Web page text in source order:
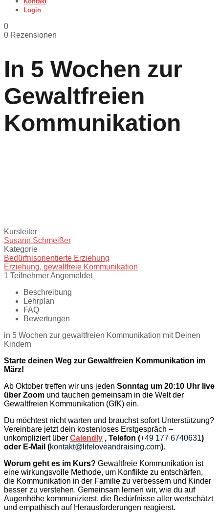
Login
0
0 Rezensionen
In 5 Wochen zur
Gewaltfreien
Kommunikation
Kursleiter
Susann Schmeißer
Kategorie
Bedürfnisorientierte Erziehung
Erziehung, gewaltfreie Kommunikation
1 TeilnehmerAngemeldet
Beschreibung
Lehrplan
FAQ
Bewertungen
in 5 Wochen zur gewaltfreien Kommunikation mit Deinen
Kindern
Starte deinen Weg zur Gewaltfreien Kommunikation im
März!
Ab Oktober treffen wir uns jeden Sonntag um 20:10 Uhr live
über Zoom und tauchen gemeinsam in die Welt der
Gewaltfreien Kommunikation (GfK) ein.
Du möchtest nicht warten und brauchst sofort Unterstützung?
Vereinbare jetzt dein kostenloses Erstgespräch –
unkompliziert über Calendly , Telefon (+49 177 6740631)
oder E-Mail (kontakt@lifeloveandraising.com).
Worum geht es im Kurs? Gewaltfreie Kommunikation ist
eine wirkungsvolle Methode, um Konflikte zu entschärfen,
die Kommunikation in der Familie zu verbessern und Kinder
besser zu verstehen. Gemeinsam lernen wir, wie du auf
Augenhöhe kommunizierst, die Bedürfnisse aller wertschätzt
und empathisch auf Herausforderungen reagierst.